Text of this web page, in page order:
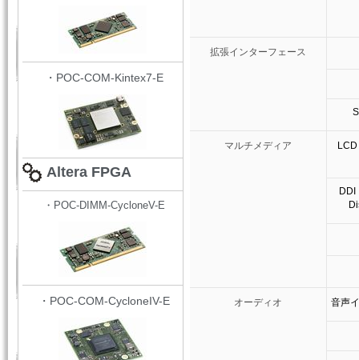
・POC-COM-Kintex7-E
Altera FPGA
・POC-DIMM-CycloneV-E
・POC-COM-CycloneIV-E
拡張インターフェース
マルチメディア
DDI
オーディオ 音声